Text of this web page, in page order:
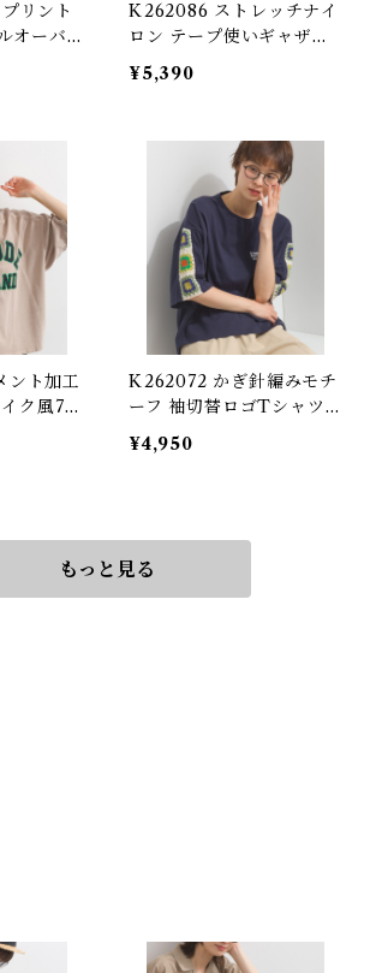
リント
オーバー
Spin
K262086 ストレッチナイ
ロン テープ使いギャザー
ロングスカート / Stretch
Nylon Tape-Detail Gat
¥5,390
ト加工
ク風7分
Pigmen
Re
K262072 かぎ針編みモチ
ーフ 袖切替ロゴTシャツ /
Crochet Motif Sleeve-
Panel Logo T-Shirt
¥4,950
もっと見る